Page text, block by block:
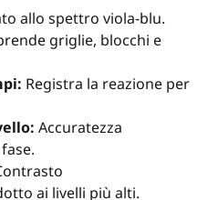
allo spettro viola-blu.
griglie, blocchi e
Registra la reazione per
Accuratezza
ai livelli più alti.